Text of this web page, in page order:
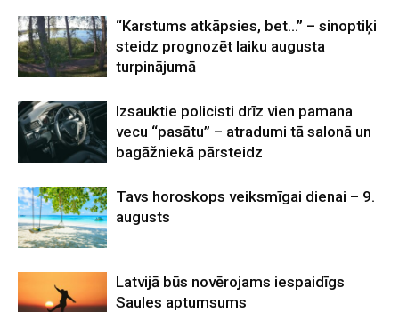
“Karstums atkāpsies, bet…” – sinoptiķi
steidz prognozēt laiku augusta
turpinājumā
Izsauktie policisti drīz vien pamana
vecu “pasātu” – atradumi tā salonā un
bagāžniekā pārsteidz
Tavs horoskops veiksmīgai dienai – 9.
augusts
Latvijā būs novērojams iespaidīgs
Saules aptumsums